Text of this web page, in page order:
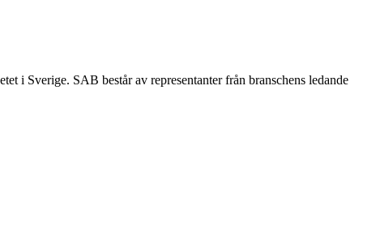
i Sverige. SAB består av representanter från branschens ledande